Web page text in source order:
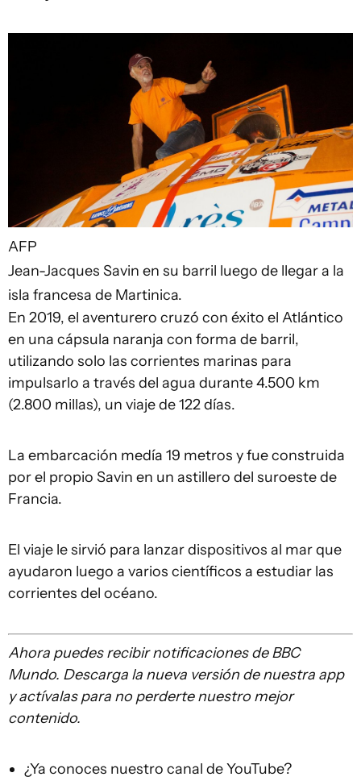
AFP
Jean-Jacques Savin en su barril luego de llegar a la
isla francesa de Martinica.
En 2019, el aventurero cruzó con éxito el Atlántico
en una cápsula naranja con forma de barril,
utilizando solo las corrientes marinas para
impulsarlo a través del agua durante 4.500 km
(2.800 millas), un viaje de 122 días.
La embarcación medía 19 metros y fue construida
por el propio Savin en un astillero del suroeste de
Francia.
El viaje le sirvió para lanzar dispositivos al mar que
ayudaron luego a varios científicos a estudiar las
corrientes del océano.
Ahora puedes recibir notificaciones de BBC
Mundo. Descarga la nueva versión de nuestra app
y actívalas para no perderte nuestro mejor
contenido.
¿Ya conoces nuestro canal de YouTube?